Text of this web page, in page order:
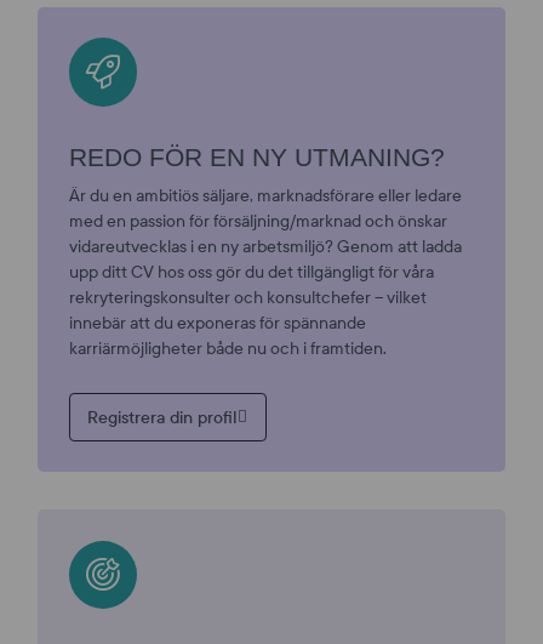
REDO FÖR EN NY UTMANING?
Är du en ambitiös säljare, marknadsförare eller ledare
med en passion för försäljning/marknad och önskar
vidareutvecklas i en ny arbetsmiljö? Genom att ladda
upp ditt CV hos oss gör du det tillgängligt för våra
rekryteringskonsulter och konsultchefer – vilket
innebär att du exponeras för spännande
karriärmöjligheter både nu och i framtiden.
Registrera din profil